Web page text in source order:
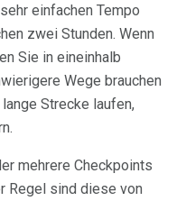
einfachen Tempo
zwei Stunden. Wenn
Sie in eineinhalb
Wege brauchen
Strecke laufen,
mehrere Checkpoints
Regel sind diese von